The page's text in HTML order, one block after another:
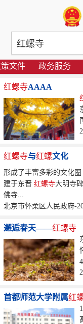
文件 政务服务
红螺寺AAAA
红螺寺与红螺文化
形成了丰富多彩的文化圈
建于东晋 红螺寺大明寺
佛寺...
北京市怀柔区人民政府-
邂逅春天——红螺寺
首都师范大学附属红